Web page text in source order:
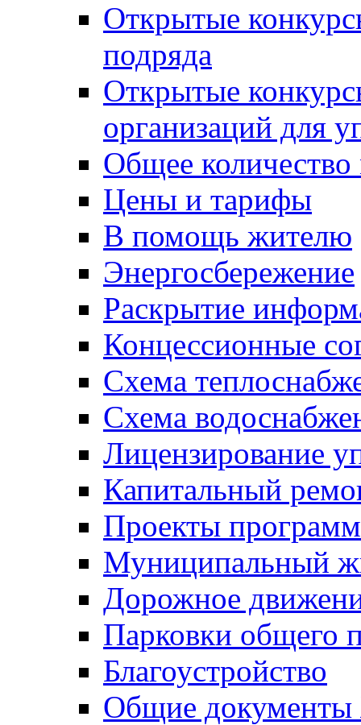
Открытые
подряда
Открытые
организаций для
Общее
Цены и тарифы
В помощь жителю
Энергосбережение
Раскрытие
Концессионные
Схема
Схема
Лицензирование
Капитальный
Проекты программ
Муниципальный
Дорожное
Парковки общего
Благоустройство
Общие